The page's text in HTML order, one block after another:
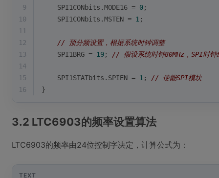
9
    SPI1CONbits.MODE16 =
0;
10
    SPI1CONbits.MSTEN =
1 ;
11
12
// 预分频设置，根据系统时钟调整
13
    SPI1BRG =
19; // 假设系统时钟80MHz，SPI时钟
14
15
    SPI1STATbits.SPIEN =
1 ; // 使能SPI模块
16
}
3.2 LTC6903的频率设置算法
LTC6903的频率由24位控制字决定，计算公式为：
TEXT